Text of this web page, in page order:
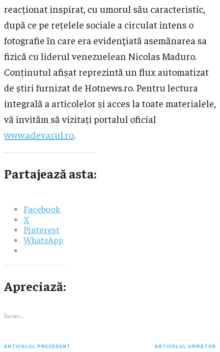
reacționat inspirat, cu umorul său caracteristic,
după ce pe rețelele sociale a circulat intens o
fotografie în care era evidenţiată asemănarea sa
fizică cu liderul venezuelean Nicolas Maduro.
Conținutul afișat reprezintă un flux automatizat
de știri furnizat de Hotnews.ro. Pentru lectura
integrală a articolelor și acces la toate materialele,
vă invităm să vizitați portalul oficial
www.adevarul.ro.
Partajează asta:
Facebook
X
Pinterest
WhatsApp
Apreciază:
Încarc...
ARTICOLUL PRECEDENT ARTICOLUL URMĂTOR